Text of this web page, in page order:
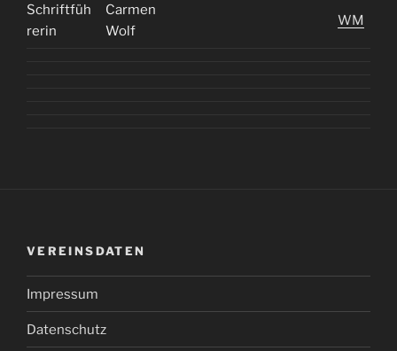
Schriftfüh
rerin
Carmen
Wolf
WM
VEREINSDATEN
Impressum
Datenschutz